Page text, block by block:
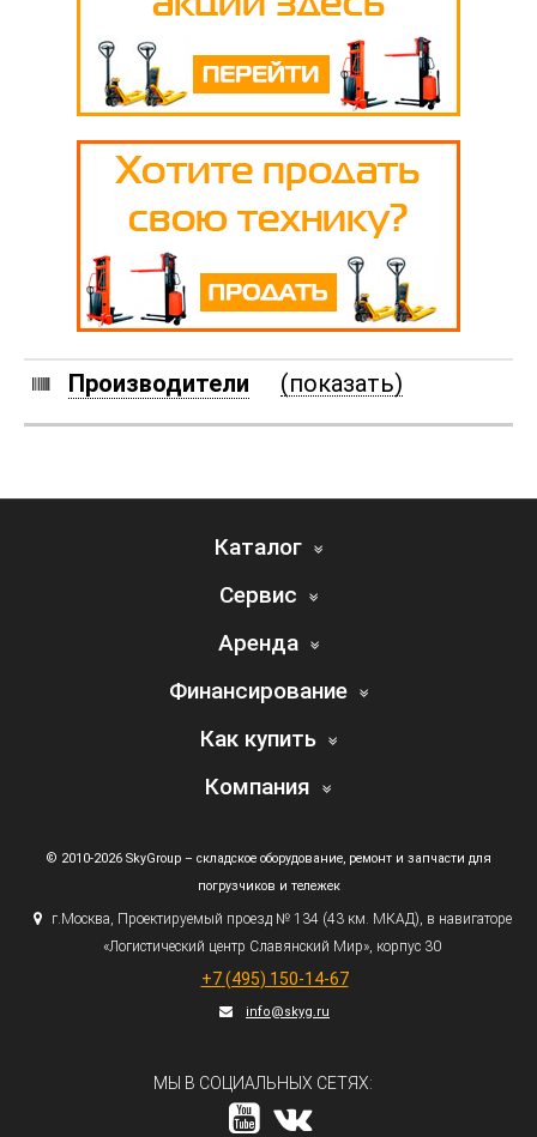
Производители (показать)
Каталог
Сервис
Аренда
Финансирование
Как купить
Компания
© 2010-2026 SkyGroup – складское оборудование, ремонт и запчасти для
погрузчиков и тележек
г.Москва, Проектируемый проезд № 134 (43км. МКАД), в навигаторе
«Логистический центр Славянский Мир», корпус 30
+7 (495) 150-14-67
info@skyg.ru
МЫ В СОЦИАЛЬНЫХ СЕТЯХ: